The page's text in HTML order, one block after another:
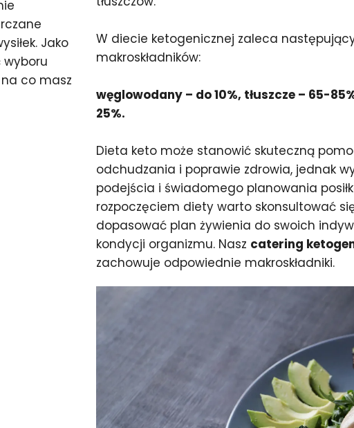
Jako
co masz
W diecie ketogenicznej zaleca następujący
makroskładników:
węglowodany – do 10%, tłuszcze – 65-
25%.
Dieta keto może stanowić skuteczną
odchudzania i poprawie zdrowia, jednak
podejścia i świadomego planowania
rozpoczęciem diety warto skonsultować
dopasować plan żywienia do swoich
kondycji organizmu. Nasz catering
zachowuje odpowiednie makroskładniki.